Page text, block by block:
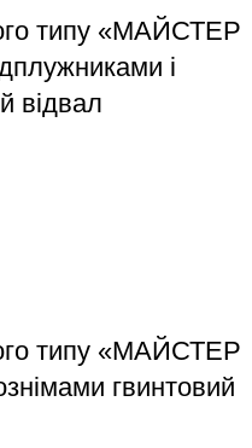
типу «МАЙСТЕР
і
відвал
типу «МАЙСТЕР
гвинтовий